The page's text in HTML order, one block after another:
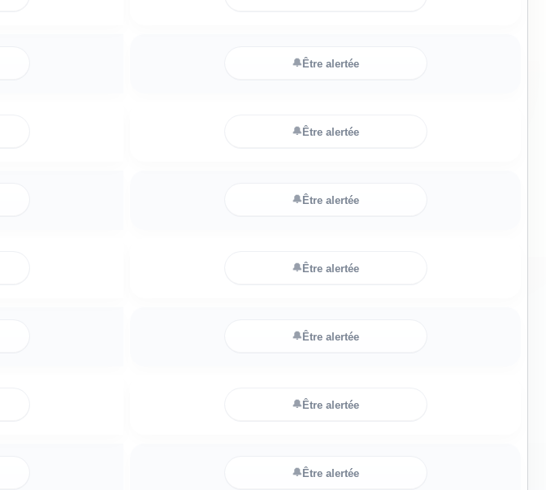
🔔Être alertée
🔔Être alertée
🔔Être alertée
🔔Être alertée
🔔Être alertée
🔔Être alertée
🔔Être alertée